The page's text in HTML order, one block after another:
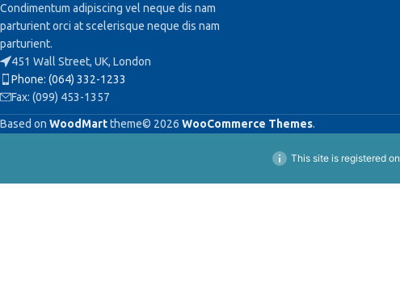
Condimentum adipiscing vel neque dis nam
parturient orci at scelerisque neque dis nam
parturient.
451 Wall Street, UK, London
Phone: (064) 332-1233
Fax: (099) 453-1357
Based on WoodMarttheme© 2026 WooCommerce Themes.
This site is registered on